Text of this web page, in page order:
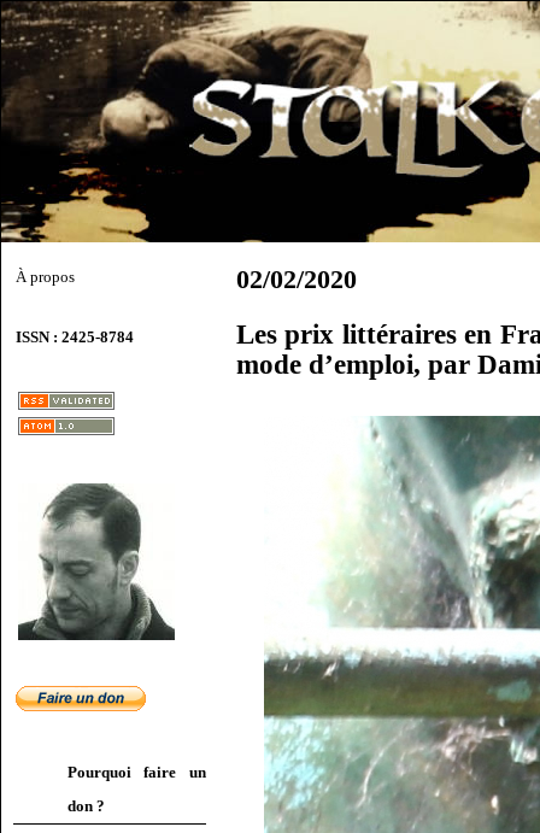
À propos
ISSN : 2425-8784
Pourquoi faire un
don ?
02/02/2020
Les prix littéraires en
mode d’emploi, par